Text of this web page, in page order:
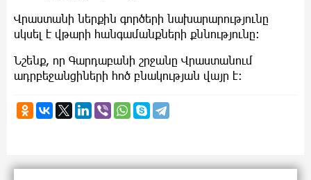
Վրաստանի ներքին գործերի նախարարությունը
սկսել է վթարի հանգամանքների քննությունը։
Նշենք, որ Գարդաբանի շրջանը Վրաստանում
ադրբեջանցիների հոծ բնակության վայր է։